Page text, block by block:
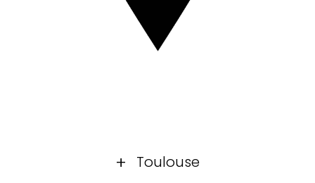
Toulouse